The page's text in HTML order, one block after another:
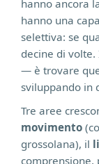
hanno ancora
hanno una
selettiva: se
decine di
— è trovare
sviluppando in
Tre aree
movimento
grossolana), il
comprensione,